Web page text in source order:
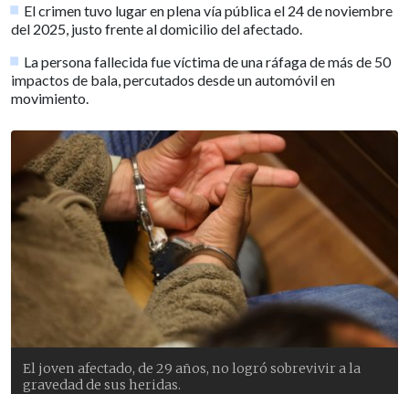
El crimen tuvo lugar en plena vía pública el 24 de noviembre
del 2025, justo frente al domicilio del afectado.
La persona fallecida fue víctima de una ráfaga de más de 50
impactos de bala, percutados desde un automóvil en
movimiento.
El joven afectado, de 29 años, no logró sobrevivir a la
gravedad de sus heridas.